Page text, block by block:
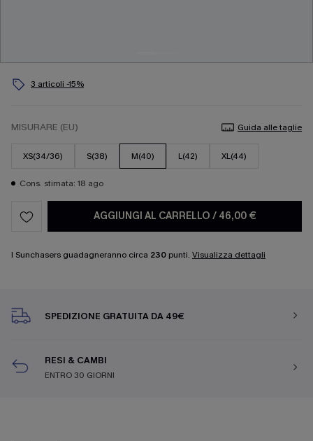
3 articoli -15%
MISURARE (EU) Guida alle taglie
XS(34/36) S(38) M(40) L(42) XL(44)
Cons. stimata: 18 ago
AGGIUNGI AL CARRELLO / 46,00 €
I Sunchasers guadagneranno circa 230 punti. Visualizza dettagli
SPEDIZIONE GRATUITA DA 49€
RESI & CAMBI
ENTRO 30 GIORNI